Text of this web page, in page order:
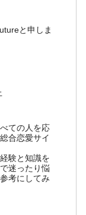
と申しま
ての人を応
合恋愛サイ
験と知識を
迷ったり悩
考にしてみ